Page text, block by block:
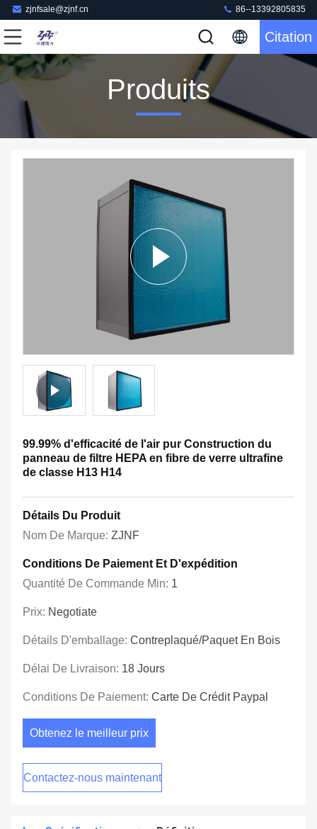
zjnfsale@zjnf.cn 86--13392805835
Citation
Produits
99.99% d'efficacité de l'air pur Construction du
panneau de filtre HEPA en fibre de verre ultrafine
de classe H13 H14
Détails Du Produit
Nom De Marque: ZJNF
Conditions De Paiement Et D'expédition
Quantité De Commande Min: 1
Prix: Negotiate
Détails D'emballage: Contreplaqué/paquet En Bois
Délai De Livraison: 18 Jours
Conditions De Paiement: Carte De Crédit Paypal
Obtenez le meilleur prix
Contactez-nous maintenant